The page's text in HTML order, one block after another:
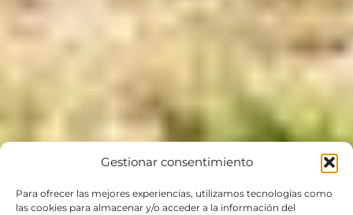
Gestionar consentimiento
Para ofrecer las mejores experiencias, utilizamos tecnologías como
las cookies para almacenar y/o acceder a la información del